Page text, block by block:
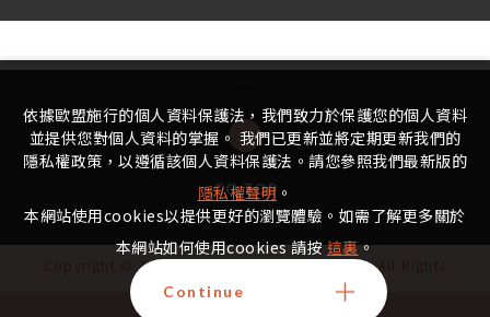
GO TOP
Copyright © 2022 - 2025 宏其生基國際生殖中心 All Rights
禁止任何網際網路服務業者轉錄本中心的資訊內容供人點閱
依據歐盟施行的個人資料保護法，我們致力於保護您的個人資料
並提供您對個人資料的掌握。 我們已更新並將定期更新我們的
隱私權政策，以遵循該個人資料保護法。請您參照我們最新版的
隱私權聲明 。
本網站使用cookies以提供更好的瀏覽體驗。如需了解更多關於
本網站如何使用cookies 請按這裏。
Continue